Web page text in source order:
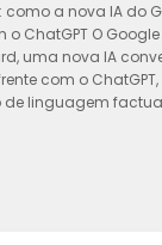
como a nova IA do
o ChatGPT O
uma nova IA
com o ChatGPT,
linguagem